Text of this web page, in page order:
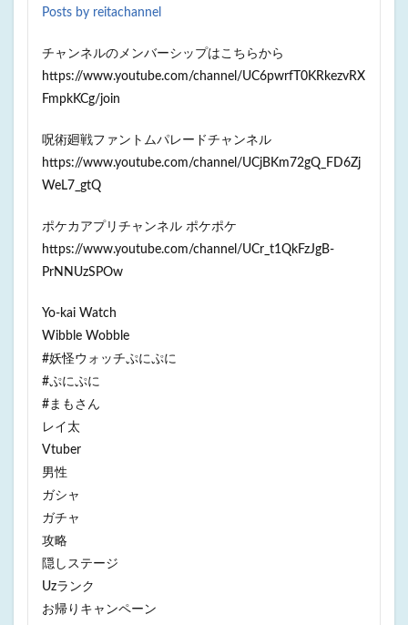
Posts by reitachannel
チャンネルのメンバーシップはこちらから
https://www.youtube.com/channel/UC6pwrfT0KRkezvRX
FmpkKCg/join
呪術廻戦ファントムパレードチャンネル
https://www.youtube.com/channel/UCjBKm72gQ_FD6Zj
WeL7_gtQ
ポケカアプリチャンネル ポケポケ
https://www.youtube.com/channel/UCr_t1QkFzJgB-
PrNNUzSPOw
Yo-kai Watch
Wibble Wobble
#妖怪ウォッチぷにぷに
#ぷにぷに
#まもさん
レイ太
Vtuber
男性
ガシャ
ガチャ
攻略
隠しステージ
Uzランク
お帰りキャンペーン